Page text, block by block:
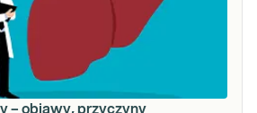
– objawy, przyczyny